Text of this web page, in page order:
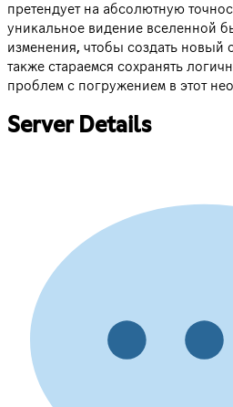
претендует на абсолютную
уникальное видение вселенной
изменения, чтобы создать
также стараемся сохранять
проблем с погружением в этот
Server Details